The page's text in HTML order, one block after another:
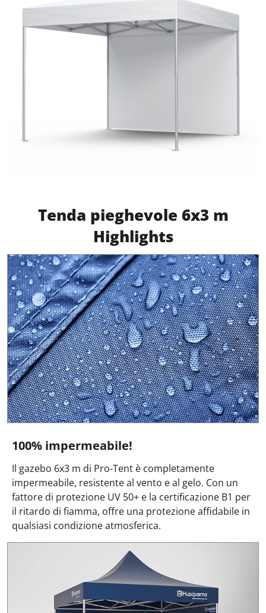
Tenda pieghevole 6x3 m
Highlights
100% impermeabile!
Il gazebo 6x3 m di Pro-Tent è completamente
impermeabile, resistente al vento e al gelo. Con un
fattore di protezione UV 50+ e la certificazione B1 per
il ritardo di fiamma, offre una protezione affidabile in
qualsiasi condizione atmosferica.